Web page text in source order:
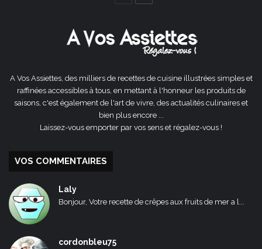
A Vos Assiettes, des milliers de recettes de cuisine illustrées simples et
raffinées accessibles à tous, en mettant à l'honneur les produits de
saisons, c'est également de l'art de vivre, des actualités culinaires et
bien plus encore ...
Laissez-vous emporter par vos sens et régalez-vous !
VOS COMMENTAIRES
Laly
Bonjour, Votre recette de crêpes aux fruits de mer a l...
cordonbleu75